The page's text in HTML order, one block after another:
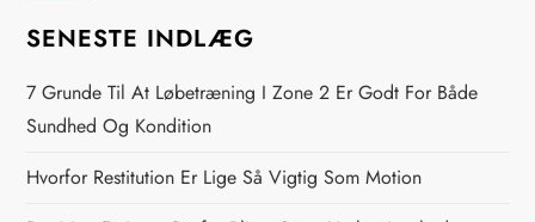
s
n
a
SENESTE INDLÆG
7 Grunde Til At Løbetræning I Zone 2 Er Godt For Både
Sundhed Og Kondition
Hvorfor Restitution Er Lige Så Vigtig Som Motion